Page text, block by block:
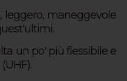
leggero, maneggevole
un po' più flessibile e